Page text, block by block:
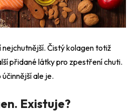
nejchutnější. Čistý kolagen totiž
přidané látky pro zpestření chuti.
ale je.
Existuje?